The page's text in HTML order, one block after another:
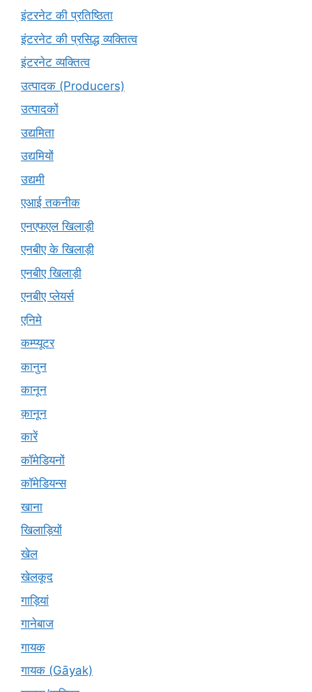
इंटरनेट की प्रतिष्ठिता
इंटरनेट की प्रसिद्ध व्यक्तित्व
इंटरनेट व्यक्तित्व
उत्पादक (Producers)
उत्पादकों
उद्यमिता
उद्यमियों
उद्यमी
एआई तकनीक
एनएफएल खिलाड़ी
एनबीए के खिलाड़ी
एनबीए खिलाड़ी
एनबीए प्लेयर्स
एनिमे
कम्प्यूटर
कानुन
कानून
क़ानून
कारें
कॉमेडियनों
कॉमेडियन्स
खाना
खिलाड़ियों
खेल
खेलकूद
गाड़ियां
गानेबाज
गायक
गायक (Gāyak)